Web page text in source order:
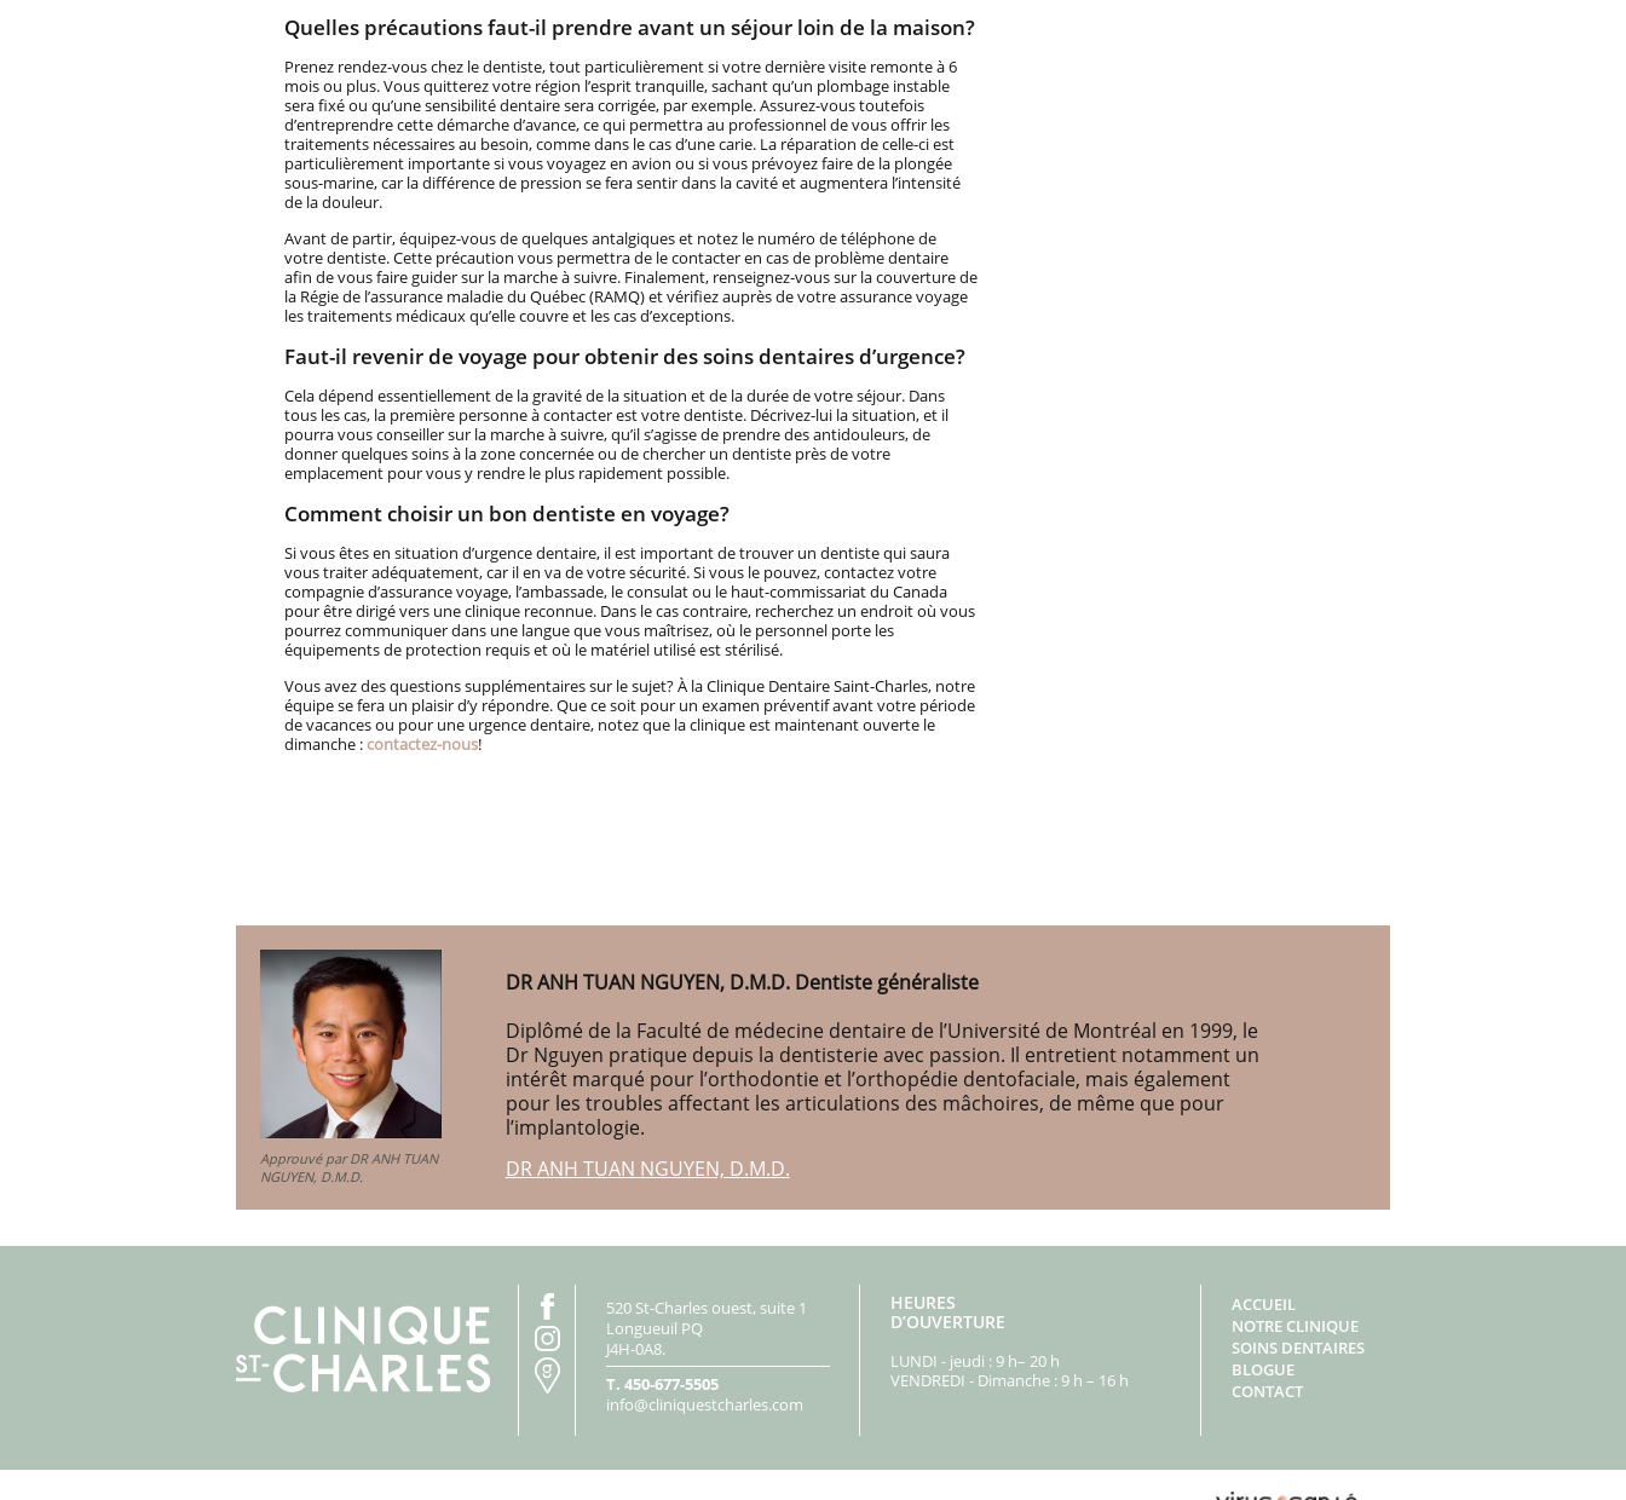
Quelles précautions faut-il prendre avant un séjour loin de la maison?
Prenez rendez-vous chez le dentiste, tout particulièrement si votre dernière visite remonte à 6
mois ou plus. Vous quitterez votre région l’esprit tranquille, sachant qu’un plombage instable
sera fixé ou qu’une sensibilité dentaire sera corrigée, par exemple. Assurez-vous toutefois
d’entreprendre cette démarche d’avance, ce qui permettra au professionnel de vous offrir les
traitements nécessaires au besoin, comme dans le cas d’une carie. La réparation de celle-ci est
particulièrement importante si vous voyagez en avion ou si vous prévoyez faire de la plongée
sous-marine, car la différence de pression se fera sentir dans la cavité et augmentera l’intensité
de la douleur.
Avant de partir, équipez-vous de quelques antalgiques et notez le numéro de téléphone de
votre dentiste. Cette précaution vous permettra de le contacter en cas de problème dentaire
afin de vous faire guider sur la marche à suivre. Finalement, renseignez-vous sur la couverture de
la Régie de l’assurance maladie du Québec (RAMQ) et vérifiez auprès de votre assurance voyage
les traitements médicaux qu’elle couvre et les cas d’exceptions.
Faut-il revenir de voyage pour obtenir des soins dentaires d’urgence?
Cela dépend essentiellement de la gravité de la situation et de la durée de votre séjour. Dans
tous les cas, la première personne à contacter est votre dentiste. Décrivez-lui la situation, et il
pourra vous conseiller sur la marche à suivre, qu’il s’agisse de prendre des antidouleurs, de
donner quelques soins à la zone concernée ou de chercher un dentiste près de votre
emplacement pour vous y rendre le plus rapidement possible.
Comment choisir un bon dentiste en voyage?
Si vous êtes en situation d’urgence dentaire, il est important de trouver un dentiste qui saura
vous traiter adéquatement, car il en va de votre sécurité. Si vous le pouvez, contactez votre
compagnie d’assurance voyage, l’ambassade, le consulat ou le haut-commissariat du Canada
pour être dirigé vers une clinique reconnue. Dans le cas contraire, recherchez un endroit où vous
pourrez communiquer dans une langue que vous maîtrisez, où le personnel porte les
équipements de protection requis et où le matériel utilisé est stérilisé.
Vous avez des questions supplémentaires sur le sujet? À la Clinique Dentaire Saint-Charles, notre
équipe se fera un plaisir d’y répondre. Que ce soit pour un examen préventif avant votre période
de vacances ou pour une urgence dentaire, notez que la clinique est maintenant ouverte le
dimanche : contactez-nous!
Approuvé par DR ANH TUAN
NGUYEN, D.M.D.
DR ANH TUAN NGUYEN, D.M.D. Dentiste généraliste
Diplômé de la Faculté de médecine dentaire de l’Université de Montréal en 1999, le
Dr Nguyen pratique depuis la dentisterie avec passion. Il entretient notamment un
intérêt marqué pour l’orthodontie et l’orthopédie dentofaciale, mais également
pour les troubles affectant les articulations des mâchoires, de même que pour
l’implantologie.
DR ANH TUAN NGUYEN, D.M.D.
520 St-Charles ouest, suite 1
Longueuil PQ
J4H-0A8.
T. 450-677-5505
info@cliniquestcharles.com
HEURES
D’OUVERTURE
LUNDI - jeudi : 9 h– 20 h
VENDREDI - Dimanche : 9 h – 16 h
ACCUEIL
NOTRE CLINIQUE
SOINS DENTAIRES
BLOGUE
CONTACT